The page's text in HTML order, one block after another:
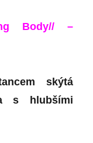
Body// –
skýtá
s hlubšími